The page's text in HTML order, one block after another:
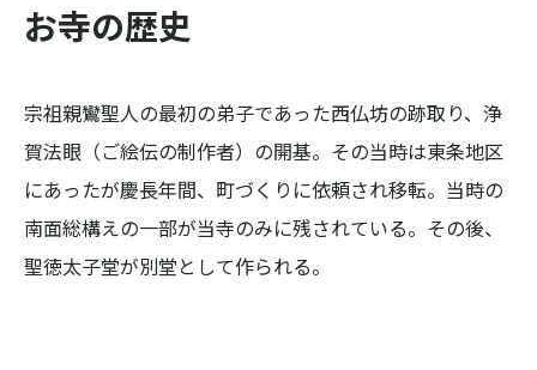
お寺の歴史
宗祖親鸞聖人の最初の弟子であった西仏坊の跡取り、浄
賀法眼（ご絵伝の制作者）の開基。その当時は東条地区
にあったが慶長年間、町づくりに依頼され移転。当時の
南面総構えの一部が当寺のみに残されている。その後、
聖徳太子堂が別堂として作られる。